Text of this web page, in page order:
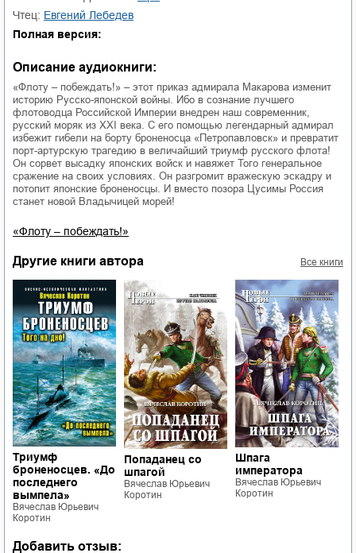
Чтец:
Евгений Лебедев
Полная версия:
Описание аудиокниги:
«Флоту – побеждать!» – этот приказ адмирала Макарова изменит
историю Русско-японской войны. Ибо в сознание лучшего
флотоводца Российской Империи внедрен наш современник,
русский моряк из XXI века. С его помощью легендарный адмирал
избежит гибели на борту броненосца «Петропавловск» и превратит
порт-артурскую трагедию в величайший триумф русского флота!
Он сорвет высадку японских войск и навяжет Того генеральное
сражение на своих условиях. Он разгромит вражескую эскадру и
потопит японские броненосцы. И вместо позора Цусимы Россия
станет новой Владычицей морей!
«Флоту – побеждать!»
Другие книги автора Все книги
Триумф
броненосцев. «До
последнего
вымпела»
Вячеслав Юрьевич
Коротин
Попаданец со
шпагой
Вячеслав Юрьевич
Коротин
Шпага
императора
Вячеслав Юрьевич
Коротин
Добавить отзыв: